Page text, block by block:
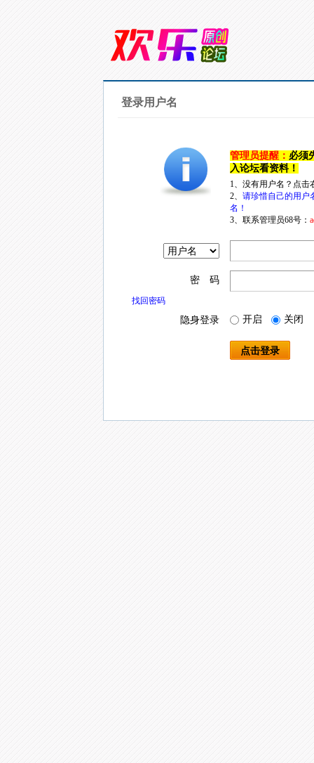
登录用户名
管理员提醒： 必须
入论坛看资料！
1、没有用户名？点
2、 请珍惜自己的用户
名！
3、联系管理员68号：
密 码
找回密码
隐身登录 开启 关闭
点击登录